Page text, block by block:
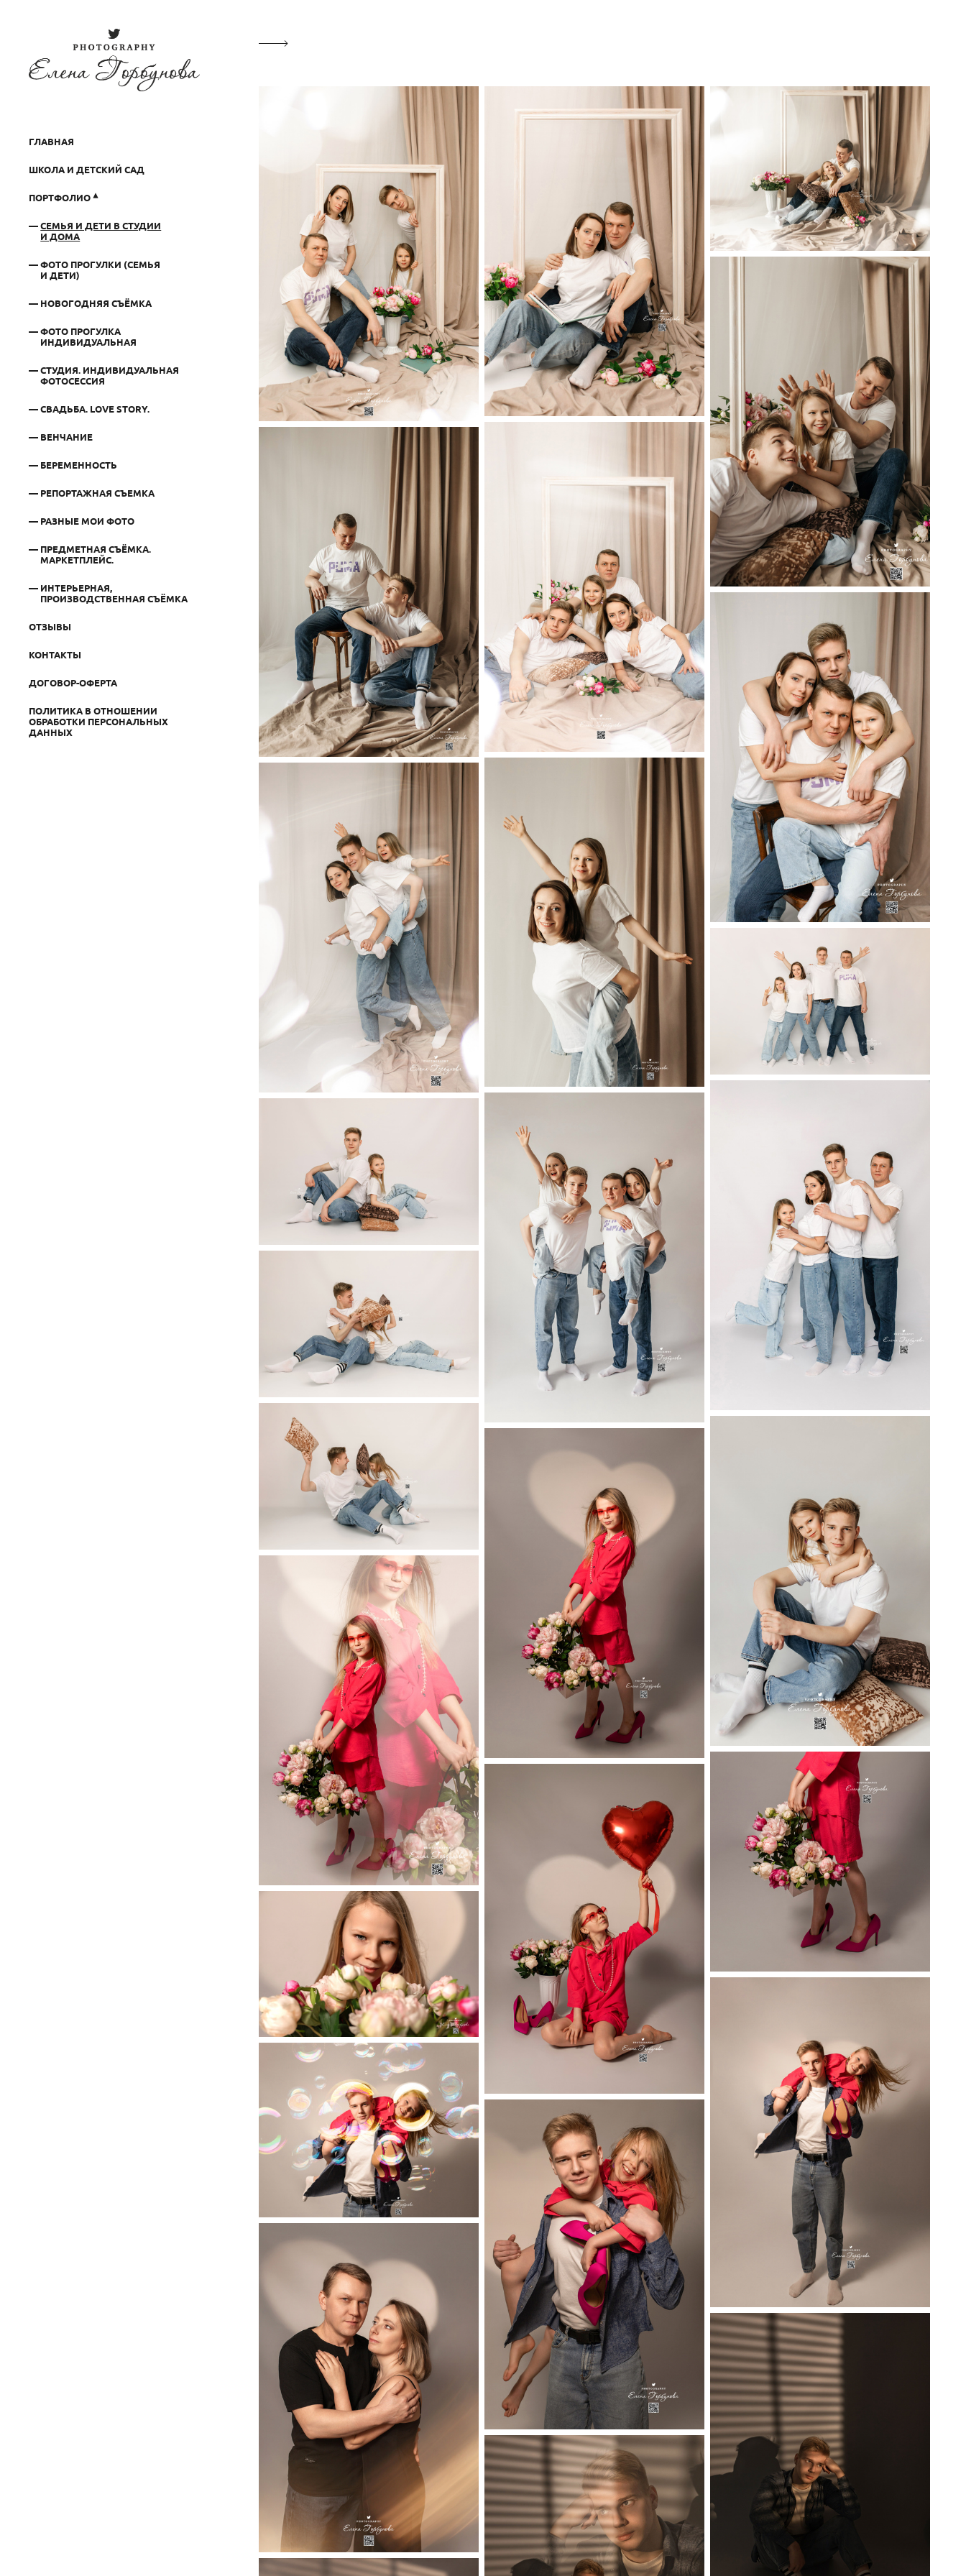
ГЛАВНАЯ
ШКОЛА И ДЕТСКИЙ САД
ПОРТФОЛИО
СЕМЬЯ И ДЕТИ В СТУДИИ
И ДОМА
ФОТО ПРОГУЛКИ (СЕМЬЯ
И ДЕТИ)
НОВОГОДНЯЯ СЪЁМКА
ФОТО ПРОГУЛКА
ИНДИВИДУАЛЬНАЯ
СТУДИЯ. ИНДИВИДУАЛЬНАЯ
ФОТОСЕССИЯ
СВАДЬБА. LOVE STORY.
ВЕНЧАНИЕ
БЕРЕМЕННОСТЬ
РЕПОРТАЖНАЯ СЪЕМКА
РАЗНЫЕ МОИ ФОТО
ПРЕДМЕТНАЯ СЪЁМКА.
МАРКЕТПЛЕЙС.
ИНТЕРЬЕРНАЯ,
ПРОИЗВОДСТВЕННАЯ СЪЁМКА
ОТЗЫВЫ
КОНТАКТЫ
ДОГОВОР-ОФЕРТА
ПОЛИТИКА В ОТНОШЕНИИ
ОБРАБОТКИ ПЕРСОНАЛЬНЫХ
ДАННЫХ